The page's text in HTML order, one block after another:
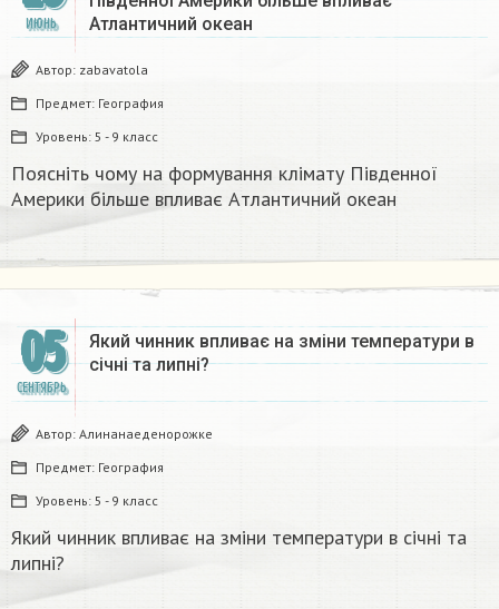
ИЮНЬ
Атлантичний океан​
Автор: zabavatola
Предмет: География
Уровень: 5 - 9 класс
Поясніть чому на формування клімату Південної
Америки більше впливає Атлантичний океан​
05
СЕНТЯБРЬ
Який чинник впливає на зміни температури в
січні та липні?​
Автор: Алинанаеденорожке
Предмет: География
Уровень: 5 - 9 класс
Який чинник впливає на зміни температури в січні та
липні?​